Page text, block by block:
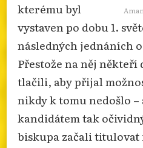
kterému byl
vystaven po dobu 1.
následných jednáních
Přestože na něj
tlačili, aby přijal
nikdy k tomu nedošlo –
kandidátem tak
biskupa začali titulovat